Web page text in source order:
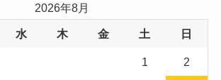
2026年8月
水 木 金 土 日
1 2